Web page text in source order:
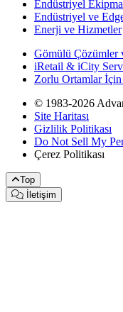
Endüstriyel
Endüstriyel ve
Enerji ve Hizmetler
Gömülü Çözümler
iRetail & iCity
Zorlu Ortamlar
© 1983-2026
Site Haritası
Gizlilik Politikası
Do Not Sell My
Çerez Politikası
Top
İletişim